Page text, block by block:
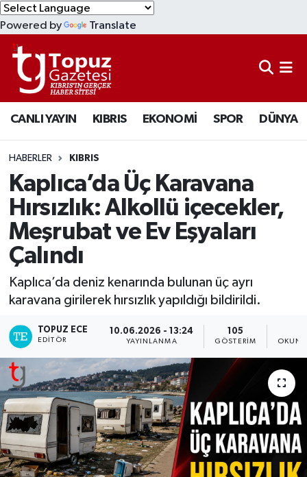
Powered by Translate
CANLI YAYIN KIBRIS EKONOMİ SPOR DÜNYA
HABERLER KIBRIS
Kaplıca’da Üç Karavana
Hırsızlık: Alkollü içecekler,
Meşrubat ve Ev Eşyaları
Çalındı
Kaplıca’da deniz kenarında bulunan üç ayrı
karavana girilerek hırsızlık yapıldığı bildirildi.
TOPUZ ECE
EDITÖR
10.06.2026 - 13:24
YAYINLANMA
105
GÖSTERIM
KIBRIS
DÜNYA
EKONOMİ
MAGAZİN
SAĞLIK
SPOR
TEKNOLOJİ
TÜRKİYE
Lefkoşa Nöbetçi Eczaneler
Lefkoşa Hava Durumu
Lefkoşa Trafik Yoğunluk Haritası
Süper Lig Puan Durumu ve Fikstür
Tüm Manşetler
Son Dakika Haberleri
Haber Arşivi